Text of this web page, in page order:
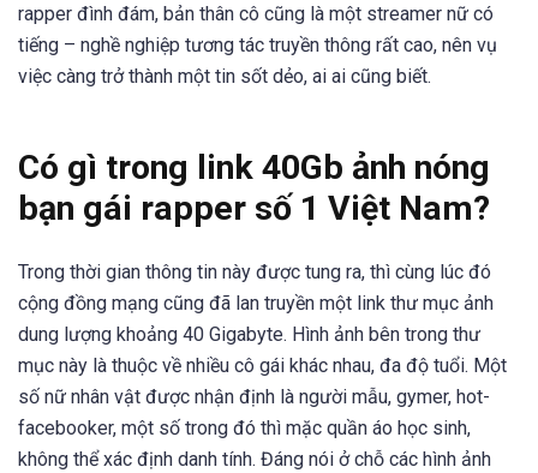
rapper đình đám, bản thân cô cũng là một streamer nữ có
tiếng – nghề nghiệp tương tác truyền thông rất cao, nên vụ
việc càng trở thành một tin sốt dẻo, ai ai cũng biết.
Có gì trong link 40Gb ảnh nóng
bạn gái rapper số 1 Việt Nam?
Trong thời gian thông tin này được tung ra, thì cùng lúc đó
cộng đồng mạng cũng đã lan truyền một link thư mục ảnh
dung lượng khoảng 40 Gigabyte. Hình ảnh bên trong thư
mục này là thuộc về nhiều cô gái khác nhau, đa độ tuổi. Một
số nữ nhân vật được nhận định là người mẫu, gymer, hot-
facebooker, một số trong đó thì mặc quần áo học sinh,
không thể xác định danh tính. Đáng nói ở chỗ các hình ảnh